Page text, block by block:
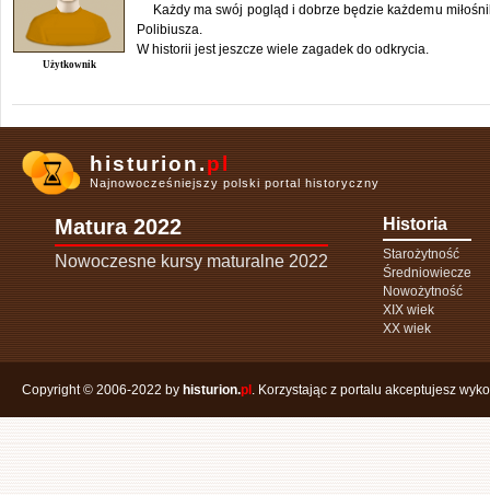
Użytkownik
Każdy ma swój pogląd i dobrze będzie każdemu
Polibiusza.
W historii jest jeszcze wiele zagadek do odkrycia.
histurion.pl
Najnowocześniejszy polski portal historyczny
Matura 2022
Nowoczesne kursy maturalne 2022
Historia
Starożytność
Średniowiecze
Nowożytność
XIX wiek
XX wiek
Copyright © 2006-2022 by histurion.pl . Korzystając z portalu akceptujesz